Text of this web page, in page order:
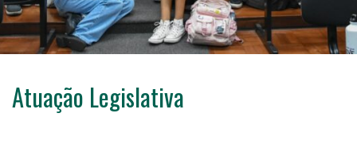
Atuação Legislativa